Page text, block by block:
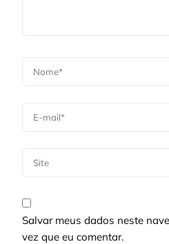
Salvar meus dados neste
vez que eu comentar.